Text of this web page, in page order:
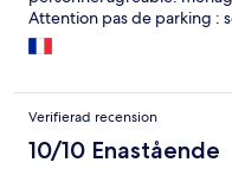
Attention pas de parking :
peu d'exercice pour
environnement un peu
Verifierad recension
10/10 Enastående